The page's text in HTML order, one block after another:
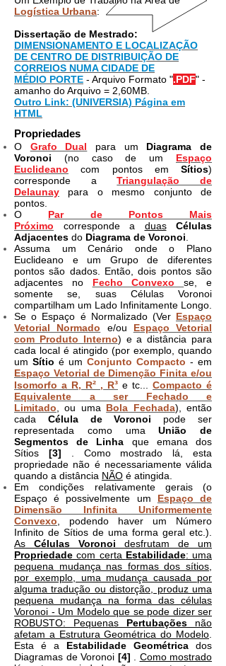
Logística Urbana:
Dissertação de Mestrado:
DIMENSIONAMENTO E LOCALIZAÇÃO
DE CENTRO DE DISTRIBUIÇÃO DE
CORREIOS NUMA CIDADE DE
MÉDIO PORTE - Arquivo Formato ".PDF" -
amanho do Arquivo = 2,60MB.
Outro Link: (UNIVERSIA) Página em
HTML
Propriedades
O Grafo Dual para um Diagrama de
Voronoi (no caso de um Espaço
Euclideano com pontos em Sítios)
corresponde aTriangulação de
Delaunay para o mesmo conjunto de
pontos.
O Par de Pontos Mais
Próximo corresponde a duas
Células
Adjacentes do Diagrama de Voronoi
Assuma um Cenário onde o Plano
Euclideano e um Grupo de diferentes
pontos são dados. Então, dois pontos são
adjacentes no Fecho Convexose, e
somente se, suas Células Voronoi
compartilham um Lado Infinitamente Longo.
Se o Espaço é Normalizado (Ver Espaço
Vetorial Normado e/ou Espaço Vetorial
com Produto Interno) e a distância para
cada local é atingido (por exemplo, quando
um Sítio é um Conjunto Compacto - em
Espaço Vetorial de Dimenção Finita e/ou
Isomorfo a R, R² , R³ e tc... Compacto é
Equivalente a ser Fechado e
Limitado , ou uma Bola Fechada), então
cada Célula de Voronoi pode ser
representada como umaUnião de
Segmentos de Linha que emana dos
Sítios [3] . Como mostrado lá, esta
propriedade não é necessariamente válida
quando a distância NÃO é atingida.
Em condições relativamente gerais (o
Espaço é possivelmente um Espaço de
Dimensão Infinita Uniformemente
Convexo , podendo haver um Número
Infinito de Sítios de uma forma geral etc.).
As Células Voronoi desfrutam de um
Propriedade com certa Estabilidade: uma
pequena mudança nas formas dos sítios,
por exemplo, uma mudança causada por
alguma tradução ou distorção, produz uma
pequena mudança na forma das células
Voronoi - Um Modelo que se pode dizer ser
ROBUSTO: Pequenas Pertubações não
afetam a Estrutura Geométrica do Modelo
Esta é a Estabilidade Geométrica dos
Diagramas de Voronoi [4]
Como mostrado